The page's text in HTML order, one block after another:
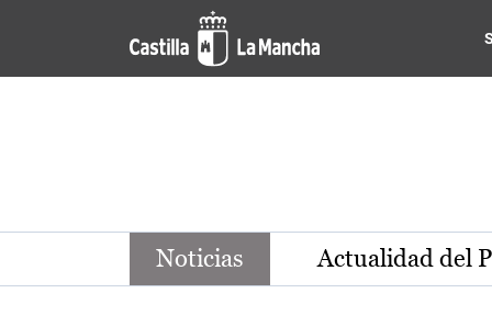
Pasar al contenido principal
Noticias de la región de
Noticias Actualidad del